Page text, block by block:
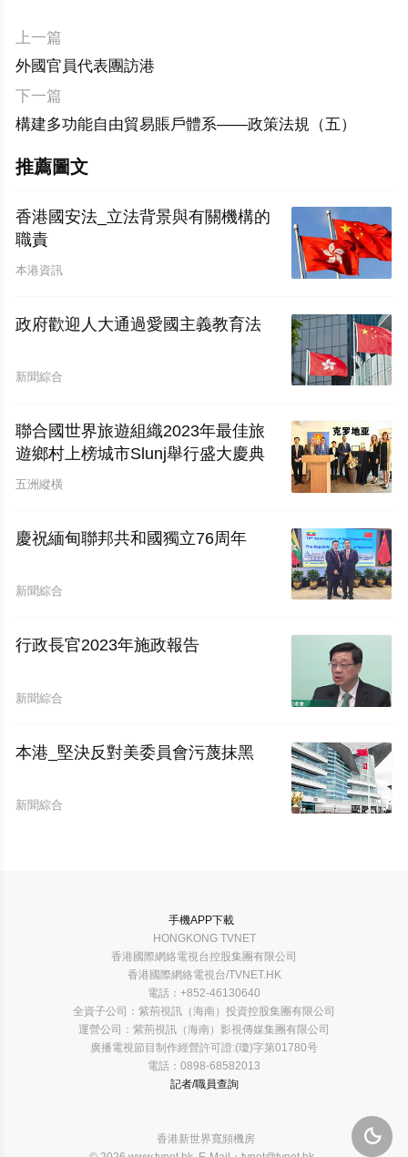
上一篇
外國官員代表團訪港
下一篇
構建多功能自由貿易賬戶體系——政策法規（五）
推薦圖文
香港國安法_立法背景與有關機構的
職責
本港資訊
政府歡迎人大通過愛國主義教育法
新聞綜合
聯合國世界旅遊組織2023年最佳旅
遊鄉村上榜城市Slunj舉行盛大慶典
五洲縱橫
慶祝緬甸聯邦共和國獨立76周年
新聞綜合
行政長官2023年施政報告
新聞綜合
本港_堅決反對美委員會污蔑抹黑
新聞綜合

手機APP下載
HONGKONG TVNET
香港國際網絡電視台控股集團有限公司
香港國際網絡電視台/TVNET.HK
電話：+852-46130640
全資子公司：紫荊視訊（海南）投資控股集團有限公司
運營公司：紫荊視訊（海南）影視傳媒集團有限公司
廣播電視節目制作經營許可證:(瓊)字第01780号
電話：0898-68582013
記者/職員查詢
香港新世界寬頻機房